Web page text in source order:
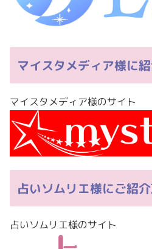
マイスタメディア様に
マイスタメディア様のサイト
占いソムリエ様にご紹
占いソムリエ様のサイト